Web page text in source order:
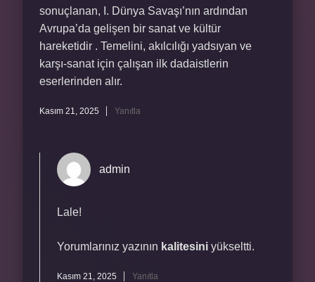
sonuçlanan, I. Dünya Savaşı’nın ardından
Avrupa’da gelişen bir sanat ve kültür
hareketidir . Temelini, akılcılığı yadsıyan ve
karşı-sanat için çalışan ilk dadaistlerin
eserlerinden alır.
Kasım 21, 2025 Yanıtla
admin
Lale!
Yorumlarınız yazının kalitesini yükseltti.
Kasım 21, 2025 Yanıtla